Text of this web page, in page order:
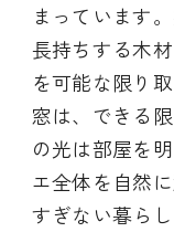
まっています
長持ちする木
を可能な限り
窓は、できる
の光は部屋を
エ全体を自然
すぎない暮ら